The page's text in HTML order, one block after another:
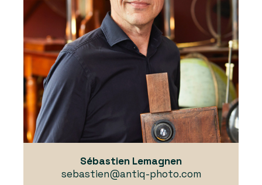
Sébastien Lemagnen
sebastien@antiq-photo.com